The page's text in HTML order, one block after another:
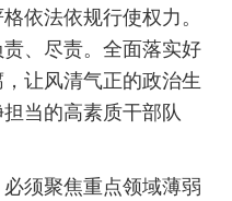
依法依规行使权力。
、尽责。全面落实好
让风清气正的政治生
当的高素质干部队
须聚焦重点领域薄弱